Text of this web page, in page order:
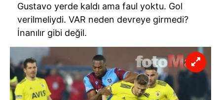
Gustavo yerde kaldı ama faul yoktu. Gol
verilmeliydi. VAR neden devreye girmedi?
İnanılır gibi değil.